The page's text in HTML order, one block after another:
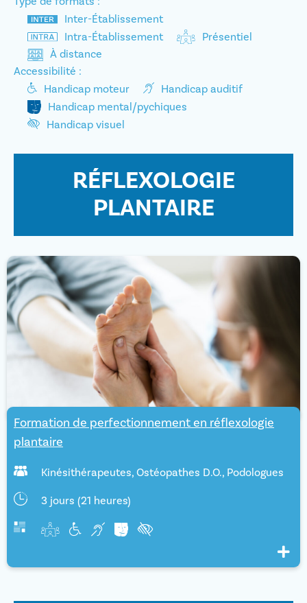
Inter-Établissement
Intra-Établissement
Présentiel
À distance
Accessibilité :
Handicap moteur
Handicap auditif
Handicap mental/pychiques
Handicap visuel
RÉFLEXOLOGIE
PLANTAIRE
Formation de perfectionnement en réflexologie
plantaire
Kinésithérapeutes, Ostéopathes D.O., Podologues
3 jours (21 heures)
Voir